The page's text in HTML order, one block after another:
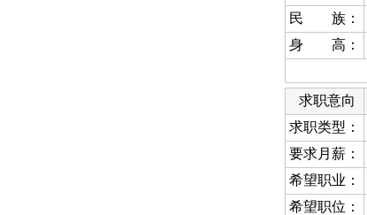
民 族：
身 高：
求职意向
求职类型：
要求月薪：
希望职业：
希望职位：